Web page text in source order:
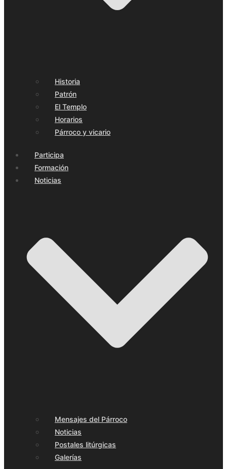
Historia
Patrón
El Templo
Horarios
Párroco y vicario
Participa
Formación
Noticias
Mensajes del Párroco
Noticias
Postales litúrgicas
Galerías